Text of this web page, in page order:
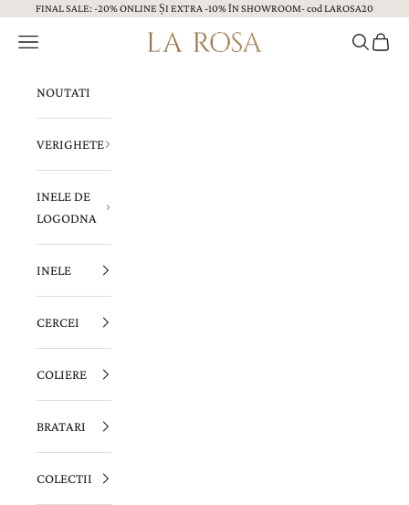
Sari la continut
FINAL SALE: -20% ONLINE ȘI EXTRA -10% ÎN SHOWROOM- cod LAROSA20
Bijuterii LA ROSA
Menu CautăCoș
NOUTATI
VERIGHETE
INELE DE
LOGODNA
INELE
CERCEI
COLIERE
BRATARI
COLECTII